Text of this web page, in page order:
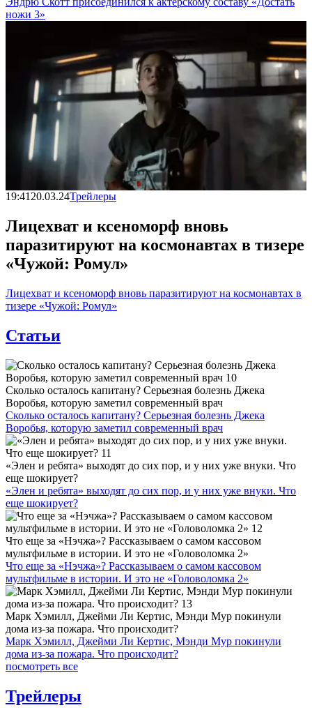
ножи 3»
19:41 20.03.24Трейлеры
Лицехват и ксеноморф вновь
паразитируют на космонавтах в тизере
«Чужой: Ромул»
Лицехват и ксеноморф вновь паразитируют на космонавтах в
тизере «Чужой: Ромул»
Статьи
Сколько осталось капитану? Серьезная болезнь Джека
Воробья, которую заметил современный врач
Сколько осталось капитану? Серьезная болезнь Джека
Воробья, которую заметил современный врач
«Элен и ребята» выходят до сих пор, и у них уже внуки. Что
еще шокирует?
«Элен и ребята» выходят до сих пор, и у них уже внуки. Что
еще шокирует?
Что еще за «Нэчжа»? Рассказываем о самом кассовом
мультфильме в истории. И это не «Головоломка 2»
Что еще за «Нэчжа»? Рассказываем о самом кассовом
мультфильме в истории. И это не «Головоломка 2»
Марк Хэмилл, Джейми Ли Кертис, Мэнди Мур покинули
дома из-за пожара. Что происходит?
Марк Хэмилл, Джейми Ли Кертис, Мэнди Мур покинули
дома из-за пожара. Что происходит?
посмотреть все
Трейлеры